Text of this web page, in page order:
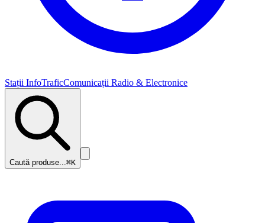
Stații InfoTraficComunicații Radio & Electronice
Caută produse...⌘K